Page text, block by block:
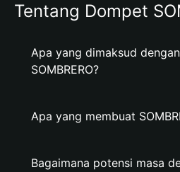
Tentang Dompet
Apa yang dimaksud
SOMBRERO?
Apa yang membuat
Bagaimana potensi masa